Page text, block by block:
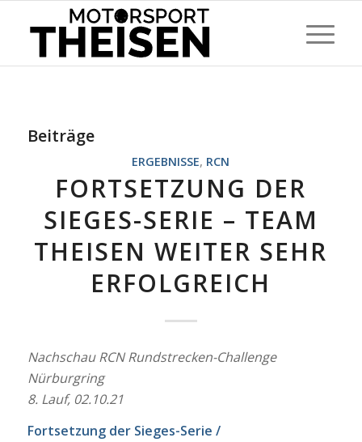
Beiträge
ERGEBNISSE, RCN
FORTSETZUNG DER
SIEGES-SERIE – TEAM
THEISEN WEITER SEHR
ERFOLGREICH
Nachschau RCN Rundstrecken-Challenge
Nürburgring
8. Lauf, 02.10.21
Fortsetzung der Sieges-Serie /